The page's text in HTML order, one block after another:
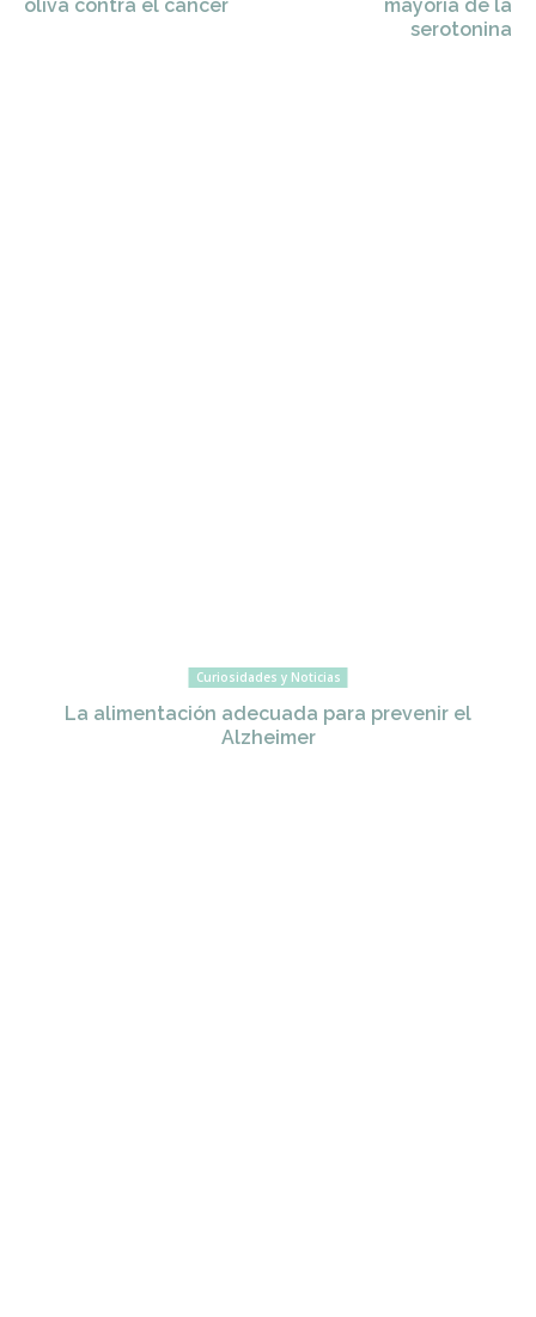
oliva contra el cáncer
mayoría de la
serotonina
Curiosidades y Noticias
La alimentación adecuada para prevenir el
Alzheimer